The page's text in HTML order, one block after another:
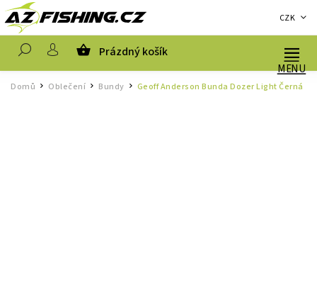
CZK
Prázdný košík
Domů / Oblečení / Bundy Geoff Anderson Bunda Dozer Light Černá